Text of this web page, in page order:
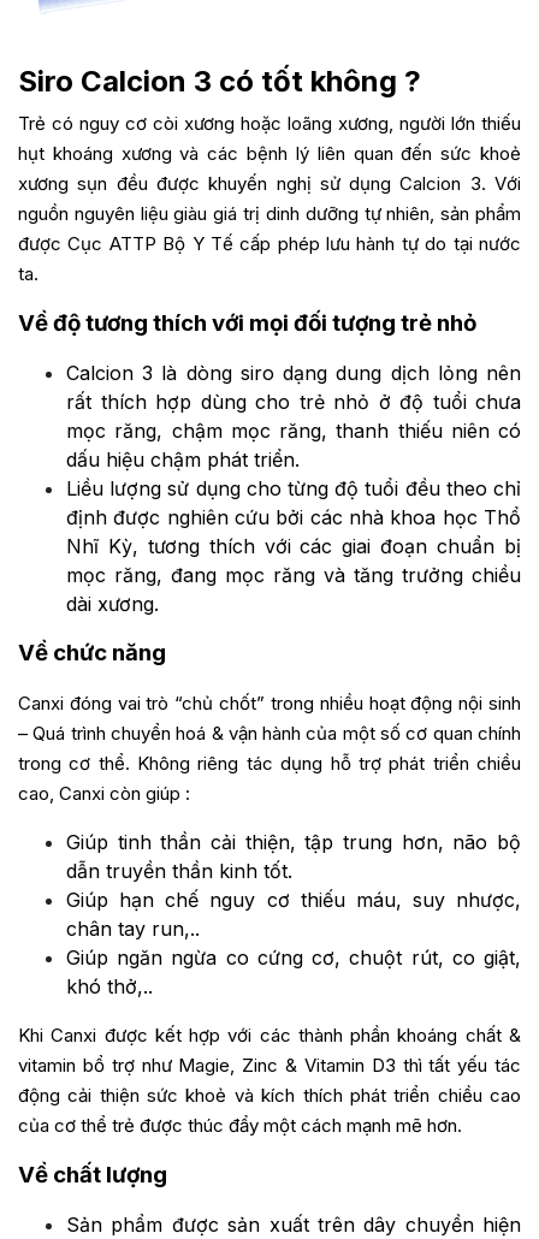
Siro Calcion 3 có tốt không ?
Trẻ có nguy cơ còi xương hoặc loãng xương, người lớn thiếu
hụt khoáng xương và các bệnh lý liên quan đến sức khoẻ
xương sụn đều được khuyến nghị sử dụng Calcion 3. Với
nguồn nguyên liệu giàu giá trị dinh dưỡng tự nhiên, sản phẩm
được Cục ATTP Bộ Y Tế cấp phép lưu hành tự do tại nước
ta.
Về độ tương thích với mọi đối tượng trẻ nhỏ
Calcion 3 là dòng siro dạng dung dịch lỏng nên
rất thích hợp dùng cho trẻ nhỏ ở độ tuổi chưa
mọc răng, chậm mọc răng, thanh thiếu niên có
dấu hiệu chậm phát triển.
Liều lượng sử dụng cho từng độ tuổi đều theo chỉ
định được nghiên cứu bởi các nhà khoa học Thổ
Nhĩ Kỳ, tương thích với các giai đoạn chuẩn bị
mọc răng, đang mọc răng và tăng trưởng chiều
dài xương.
Về chức năng
Canxi đóng vai trò “chủ chốt” trong nhiều hoạt động nội sinh
– Quá trình chuyển hoá & vận hành của một số cơ quan chính
trong cơ thể. Không riêng tác dụng hỗ trợ phát triển chiều
cao, Canxi còn giúp :
Giúp tinh thần cải thiện, tập trung hơn, não bộ
dẫn truyền thần kinh tốt.
Giúp hạn chế nguy cơ thiếu máu, suy nhược,
chân tay run,..
Giúp ngăn ngừa co cứng cơ, chuột rút, co giật,
khó thở,..
Khi Canxi được kết hợp với các thành phần khoáng chất &
vitamin bổ trợ như Magie, Zinc & Vitamin D3 thì tất yếu tác
động cải thiện sức khoẻ và kích thích phát triển chiều cao
của cơ thể trẻ được thúc đẩy một cách mạnh mẽ hơn.
Về chất lượng
Sản phẩm được sản xuất trên dây chuyền hiện